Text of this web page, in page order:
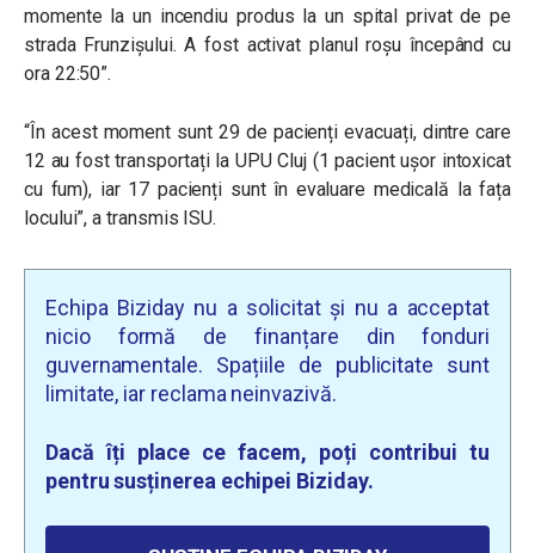
momente la un incendiu produs la un spital privat de pe
strada Frunzişului. A fost activat planul roşu începând cu
ora 22:50”.
“În acest moment sunt 29 de pacienți evacuați, dintre care
12 au fost transportați la UPU Cluj (1 pacient ușor intoxicat
cu fum), iar 17 pacienți sunt în evaluare medicală la fața
locului”, a transmis ISU.
Echipa Biziday nu a solicitat și nu a acceptat
nicio formă de finanțare din fonduri
guvernamentale. Spațiile de publicitate sunt
limitate, iar reclama neinvazivă.
Dacă îți place ce facem, poți contribui tu
pentru susținerea echipei Biziday.